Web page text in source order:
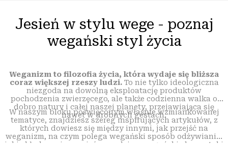
Jesień w stylu wege - poznaj
wegański styl życia
Weganizm to filozofia życia, która wydaje się bliższa
coraz większej rzeszy ludzi.To nie tylko ideologiczna
niezgoda na dowolną eksploatację produktów
pochodzenia zwierzęcego, ale także codzienna walka o
dobro natury i całej naszej planety, przejawiająca się
nawet w drobnych gestach.
W naszym bloku poświęconym właśnie wzmiankowanej
tematyce, znajdziesz szereg inspirujących artykułów, z
których dowiesz się między innymi, jak przejść na
weganizm, na czym polega wegański sposób odżywiania,